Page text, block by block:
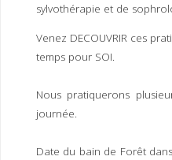
sylvothérapie et de
Venez DECOUVRIR ces
temps pour SOI.
Nous pratiquerons
journée.
Date du bain de Forêt